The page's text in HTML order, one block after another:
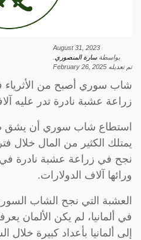
August 31, 2023
بواسطةسارة المنصوري
تم تعديله February 26, 2025
شاب سوري أصبح من الأثرياء
زراعة عشبة نادرة تدر عليه
استطاع شاب سوري أن يشق
يمتلك الكثير من المال خلال
نجح في زراعة عشبة نادرة في
ورائها آلاف الدولارات.
العشبة التي نجح الشاب
في ألمانيا، لم يكن الألمان
إلى ألمانيا بأعداد كبيرة خلال